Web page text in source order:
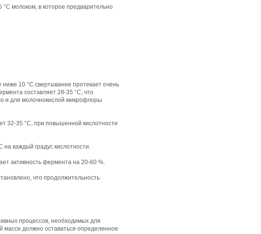
молоком, в которое предварительно
10 °С свертывание протекает очень
составляет 28-35 °С, что
и для молочнокислой микрофлоры
32-35 °С, при повышенной кислотности
каждый градус кислотности.
активность фермента на 20-60 %.
что продолжительность
процессов, необходимых для
массе должно оставаться определенное